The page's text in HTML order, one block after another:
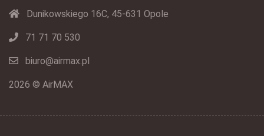
Dunikowskiego 16C, 45-631 Opole
71 71 70 530
biuro@airmax.pl
2026 © AirMAX